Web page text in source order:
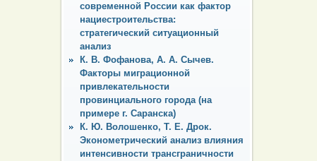
современной России как фактор
нациестроительства:
стратегический ситуационный
анализ
К. В. Фофанова, А. А. Сычев.
Факторы миграционной
привлекательности
провинциального города (на
примере г. Саранска)
К. Ю. Волошенко, Т. Е. Дрок.
Эконометрический анализ влияния
интенсивности трансграничности